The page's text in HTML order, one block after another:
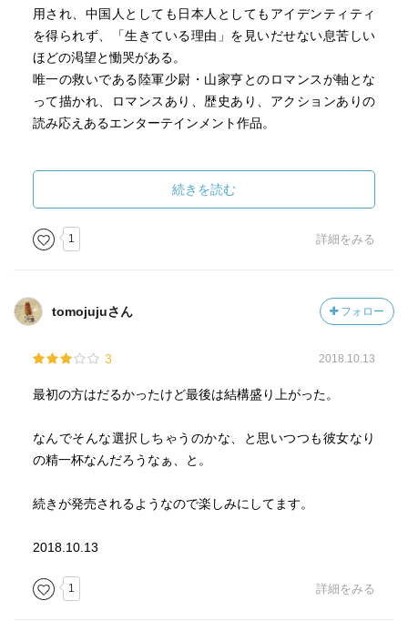
用され、中国人としても日本人としてもアイデンティティ
を得られず、「生きている理由」を見いだせない息苦しい
ほどの渇望と慟哭がある。
唯一の救いである陸軍少尉・山家亨とのロマンスが軸とな
って描かれ、ロマンスあり、歴史あり、アクションありの
読み応えあるエンターテインメント作品。
続きを読む
1 詳細をみる
tomojujuさん フォロー
3 2018.10.13
最初の方はだるかったけど最後は結構盛り上がった。
なんでそんな選択しちゃうのかな、と思いつつも彼女なり
の精一杯なんだろうなぁ、と。
続きが発売されるようなので楽しみにしてます。
2018.10.13
1 詳細をみる